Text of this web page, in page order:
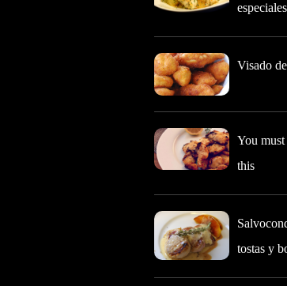
especiales
Visado
You
this
tostas y